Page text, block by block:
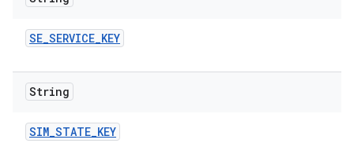
SE_SERVICE_KEY
String
SIM_STATE_KEY